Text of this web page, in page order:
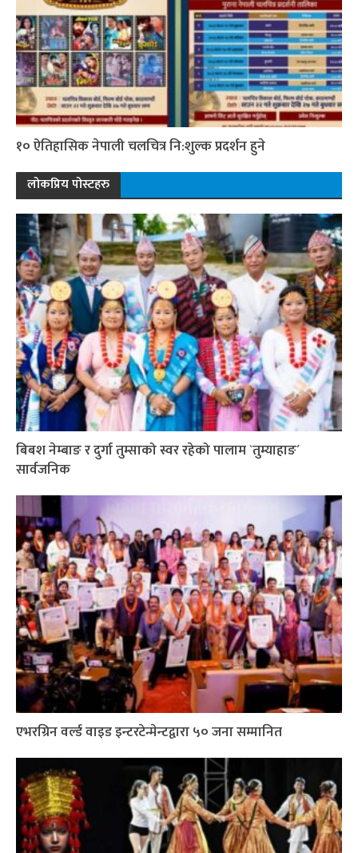
१० ऐतिहासिक नेपाली चलचित्र नि:शुल्क प्रदर्शन हुने
लोकप्रिय पोस्टहरु
बिबश नेम्बाङ र दुर्गा तुम्साको स्वर रहेको पालाम `तुम्याहाङ´
सार्वजनिक
एभरग्रिन वर्ल्ड वाइड इन्टरटेन्मेन्टद्वारा ५० जना सम्मानित